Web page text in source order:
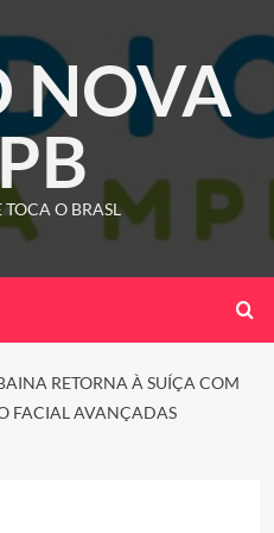
NOVA
O BRASL
RETORNA À SUÍÇA COM
FACIAL AVANÇADAS